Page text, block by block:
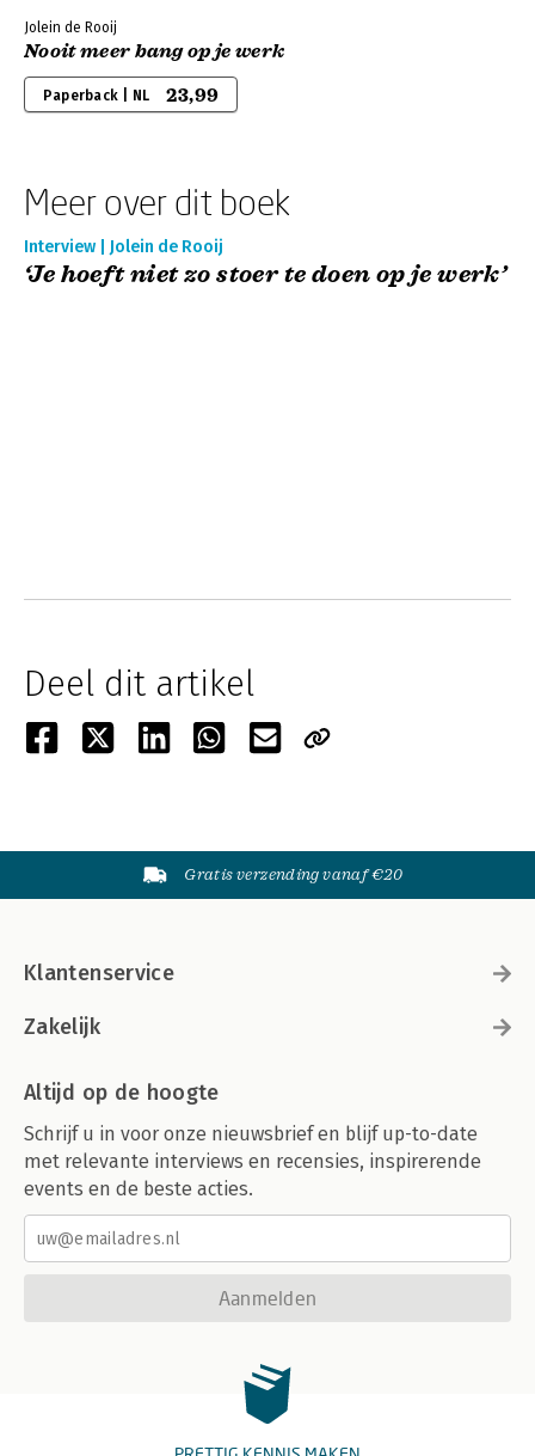
Jolein de Rooij
Nooit meer bang op je werk
Paperback | NL 23,99
Meer over dit boek
Interview | Jolein de Rooij
‘Je hoeft niet zo stoer te doen op je werk’
Deel dit artikel
Gratis verzending vanaf €20
Klantenservice
Zakelijk
Altijd op de hoogte
Schrijf u in voor onze nieuwsbrief en blijf up-to-date
met relevante interviews en recensies, inspirerende
events en de beste acties.
Aanmelden